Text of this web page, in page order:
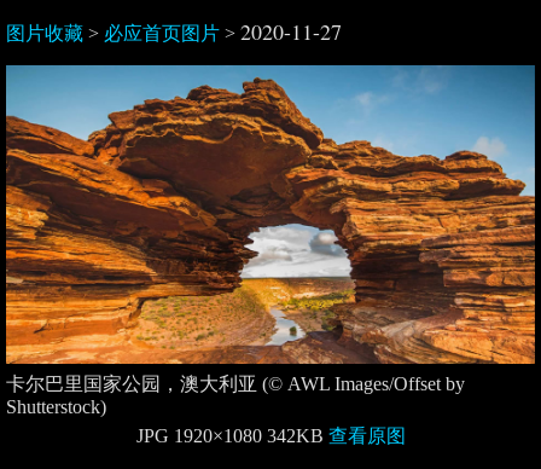
图片收藏 > 必应首页图片 > 2020-11-27
卡尔巴里国家公园，澳大利亚 (© AWL Images/Offset by
Shutterstock)
JPG 1920×1080 342KB 查看原图